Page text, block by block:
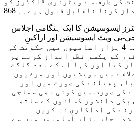
کرنا ناقابل قبول ہیے۔۔
ایسوسیشن کا ایک ہنگامی اجلاس
بی ویٹ ایسوسیشن اور اراکینِ
اجلاس نے حالیہ منظور شدہ 4 ہزار اسامیوں میں حکومت کی
کو یکسر نظر انداز کرنے پر
کیا اور کہا اب کے بعد گلگت
میں مویشیوں اور مرغیوں
پھیلنے کی صورت میں اور
کی صورت میں کوئی بھی سماجی
دانشور کسانوں کے ساتھ
کی اداکاری نہ کریں
چار ہزار آسامیوں میں سے